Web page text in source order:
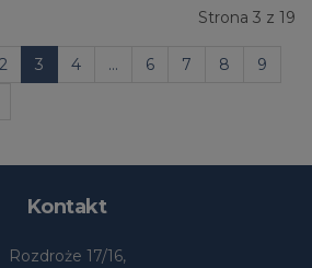
Strona 3 z 19
2 3 4 ... 6 7 8
9
Kontakt
Rozdroże 17/16,